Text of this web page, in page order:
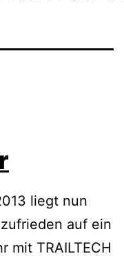
liegt nun
auf ein
mit TRAILTECH